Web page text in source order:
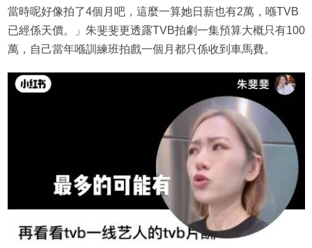
當時呢好像拍了4個月吧，這麼一算她日薪也有2萬，喺TVB
已經係天價。」朱斐斐更透露TVB拍劇一集預算大概只有100
萬，自己當年喺訓練班拍戲一個月都只係收到車馬費。